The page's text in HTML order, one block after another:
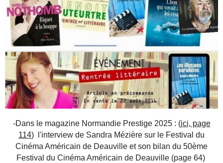
-Dans le magazine Normandie Prestige 2025 : (ici, page
114) l'interview de Sandra Mézière sur le Festival du
Cinéma Américain de Deauville et son bilan du 50ème
Festival du Cinéma Américain de Deauville (page 64)